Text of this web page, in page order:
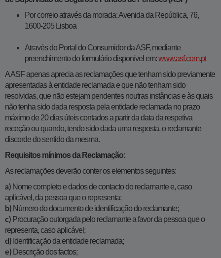
Por correio através da morada: Avenida da República, 76,
1600-205 Lisboa
Através do Portal do Consumidor da ASF, mediante
preenchimento do formulário disponível em:www.asf.com.pt
A ASF apenas aprecia as reclamações que tenham sido previamente
apresentadas à entidade reclamada e que não tenham sido
resolvidas, que não estejam pendentes noutras instâncias e às quais
não tenha sido dada resposta pela entidade reclamada no prazo
máximo de 20 dias úteis contados a partir da data da respetiva
receção ou quando, tendo sido dada uma resposta, o reclamante
discorde do sentido da mesma.
Requisitos mínimos da Reclamação:
As reclamações deverão conter os elementos seguintes:
a) Nome completo e dados de contacto do reclamante e, caso
aplicável, da pessoa que o representa;
b) Número do documento de identificação do reclamante;
c) Procuração outorgada pelo reclamante a favor da pessoa que o
representa, caso aplicável;
d) Identificação da entidade reclamada;
e) Descrição dos factos;